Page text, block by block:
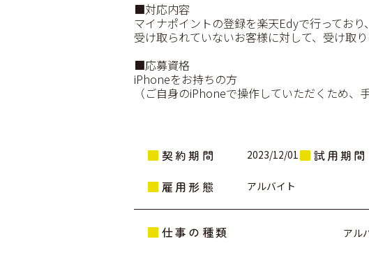
■対応内容
マイナポイントの登録を楽天Edyで行ってお
受け取られていないお客様に対して、受け取
■応募資格
iPhoneをお持ちの方
（ご自身のiPhoneで操作していただくため、
契約期間 2023/12/01 試用期間
雇用形態 アルバイト
仕事の種類 アル